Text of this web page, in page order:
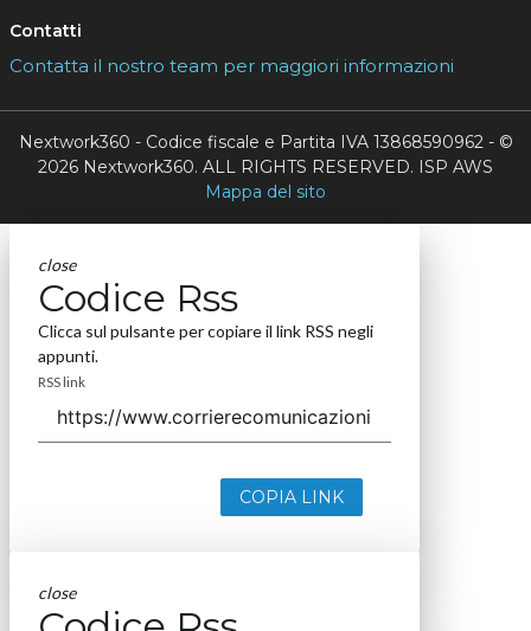
Contatti
Contatta il nostro team per maggiori informazioni
Nextwork360 - Codice fiscale e Partita IVA 13868590962 - ©
2026 Nextwork360. ALL RIGHTS RESERVED. ISP AWS
Mappa del sito
close
Codice Rss
Clicca sul pulsante per copiare il link RSS negli
appunti.
RSS link
COPIA LINK
close